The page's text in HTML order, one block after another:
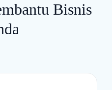
Bisnis